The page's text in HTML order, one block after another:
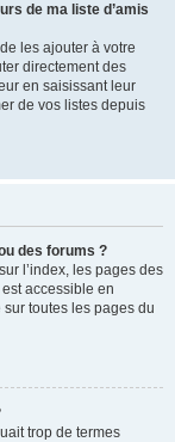
de ma liste d’amis
les ajouter à votre
directement des
en saisissant leur
de vos listes depuis
des forums ?
l’index, les pages des
accessible en
toutes les pages du
trop de termes